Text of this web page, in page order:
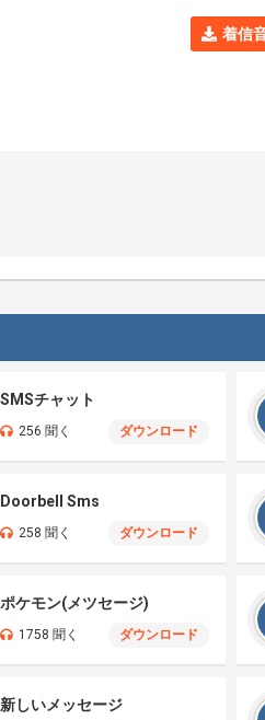
着信
SMSチャット
256 聞く ダウンロード
Doorbell Sms
258 聞く ダウンロード
ポケモン(メツセージ)
1758 聞く ダウンロード
新しいメッセージ